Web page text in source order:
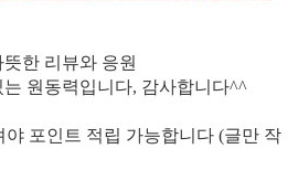
한 리뷰와 응원
원동력입니다, 감사합니다^^
야 포인트 적립 가능합니다 (글만 작